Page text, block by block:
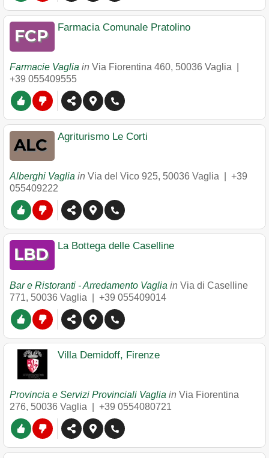
Farmacia Comunale Pratolino
Farmacie Vaglia in Via Fiorentina 460, 50036 Vaglia
+39 055409555
Agriturismo Le Corti
Alberghi Vaglia in Via del Vico 925, 50036 Vaglia
+39
055409222
La Bottega delle Caselline
Bar e Ristoranti - Arredamento Vaglia in Via di Caselline
771, 50036 Vaglia +39 055409014
Villa Demidoff, Firenze
Provincia e Servizi Provinciali Vaglia in Via Fiorentina
276, 50036 Vaglia +39 0554080721